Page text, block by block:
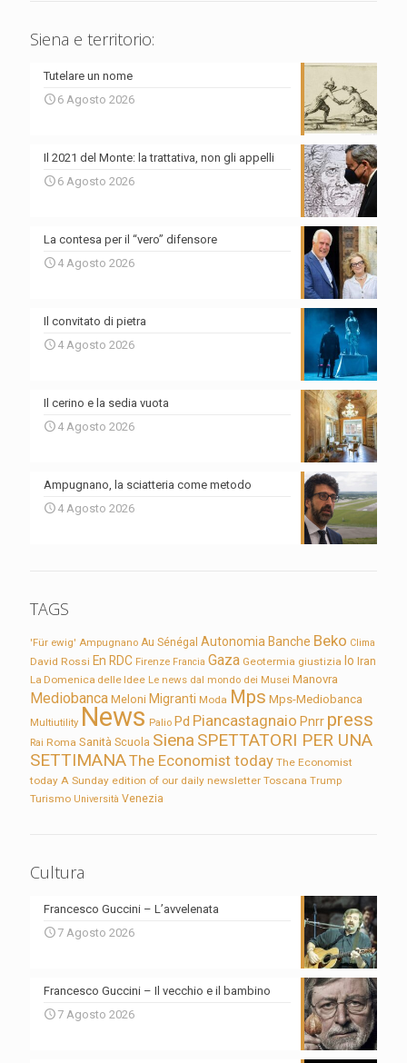
Siena e territorio:
Tutelare un nome
6 Agosto 2026
Il 2021 del Monte: la trattativa, non gli appelli
6 Agosto 2026
La contesa per il “vero” difensore
4 Agosto 2026
Il convitato di pietra
4 Agosto 2026
Il cerino e la sedia vuota
4 Agosto 2026
Ampugnano, la sciatteria come metodo
4 Agosto 2026
TAGS
'Für ewig' Ampugnano Au Sénégal Autonomia Banche Beko Clima
David Rossi En RDC Firenze Francia Gaza Geotermia giustizia Io Iran
La Domenica delle Idee Le news dal mondo dei Musei Manovra
Mediobanca Meloni Migranti Moda Mps Mps-Mediobanca
Multiutility News Palio Pd Piancastagnaio Pnrr press
Rai Roma Sanità Scuola Siena SPETTATORI PER UNA
SETTIMANAThe Economist today The Economist
today A Sunday edition of our daily newsletter Toscana Trump
Turismo Università Venezia
Cultura
Francesco Guccini – L’avvelenata
7 Agosto 2026
Francesco Guccini – Il vecchio e il bambino
7 Agosto 2026